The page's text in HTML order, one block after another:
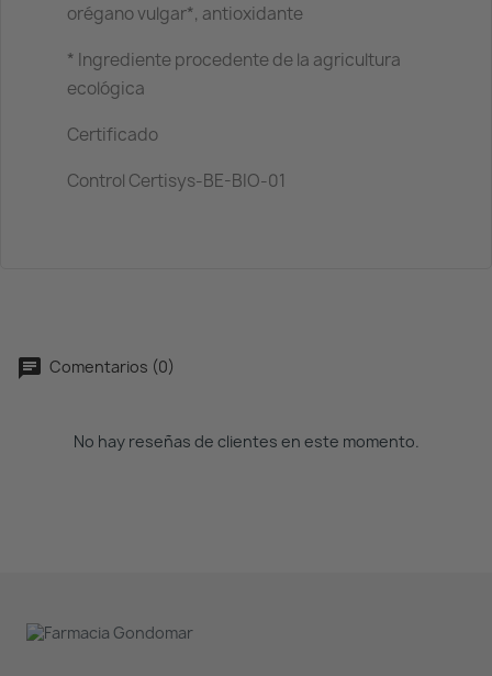
orégano vulgar*, antioxidante
* Ingrediente procedente de la agricultura
ecológica
Certificado
Control Certisys-BE-BIO-01
Comentarios (0)
No hay reseñas de clientes en este momento.